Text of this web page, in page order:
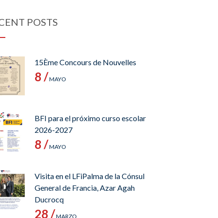
POSTS
15Ème Concours de Nouvelles
8 /MAYO
BFI para el próximo curso escolar
2026-2027
8 /MAYO
Visita en el LFiPalma de la Cónsul
General de Francia, Azar Agah
Ducrocq
28 /MARZO